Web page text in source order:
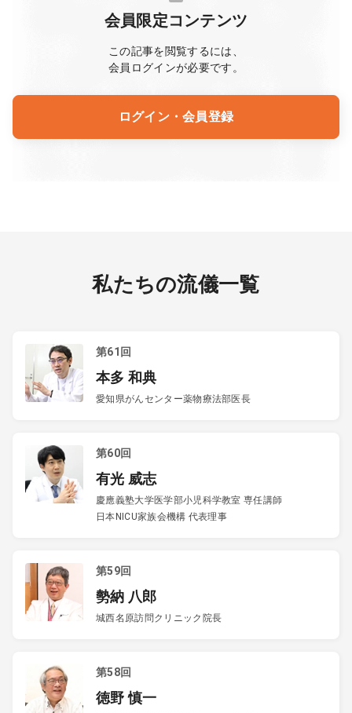
会員限定コンテンツ
この記事を閲覧するには、
会員ログインが必要です。
ログイン・会員登録
私たちの流儀一覧
第61回
本多 和典
愛知県がんセンター薬物療法部医長
第60回
有光 威志
慶應義塾大学医学部小児科学教室 専任講師
日本NICU家族会機構 代表理事
第59回
勢納 八郎
城西名原訪問クリニック院長
第58回
徳野 慎一